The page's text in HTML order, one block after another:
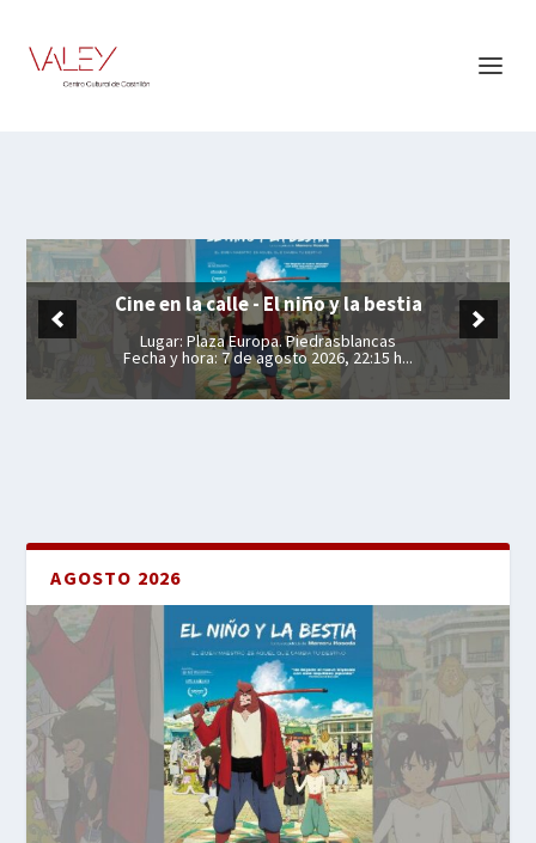
Cine en la calle - El niño y la bestia
Lugar: Plaza Europa. Piedrasblancas
Fecha y hora: 7 de agosto 2026, 22:15 h...
Cine en la calle - Los Goonies
Lugar: Sta M.ª del Mar
Fecha y hora: 8 de agosto 2026, 22:15 h...
AGOSTO 2026